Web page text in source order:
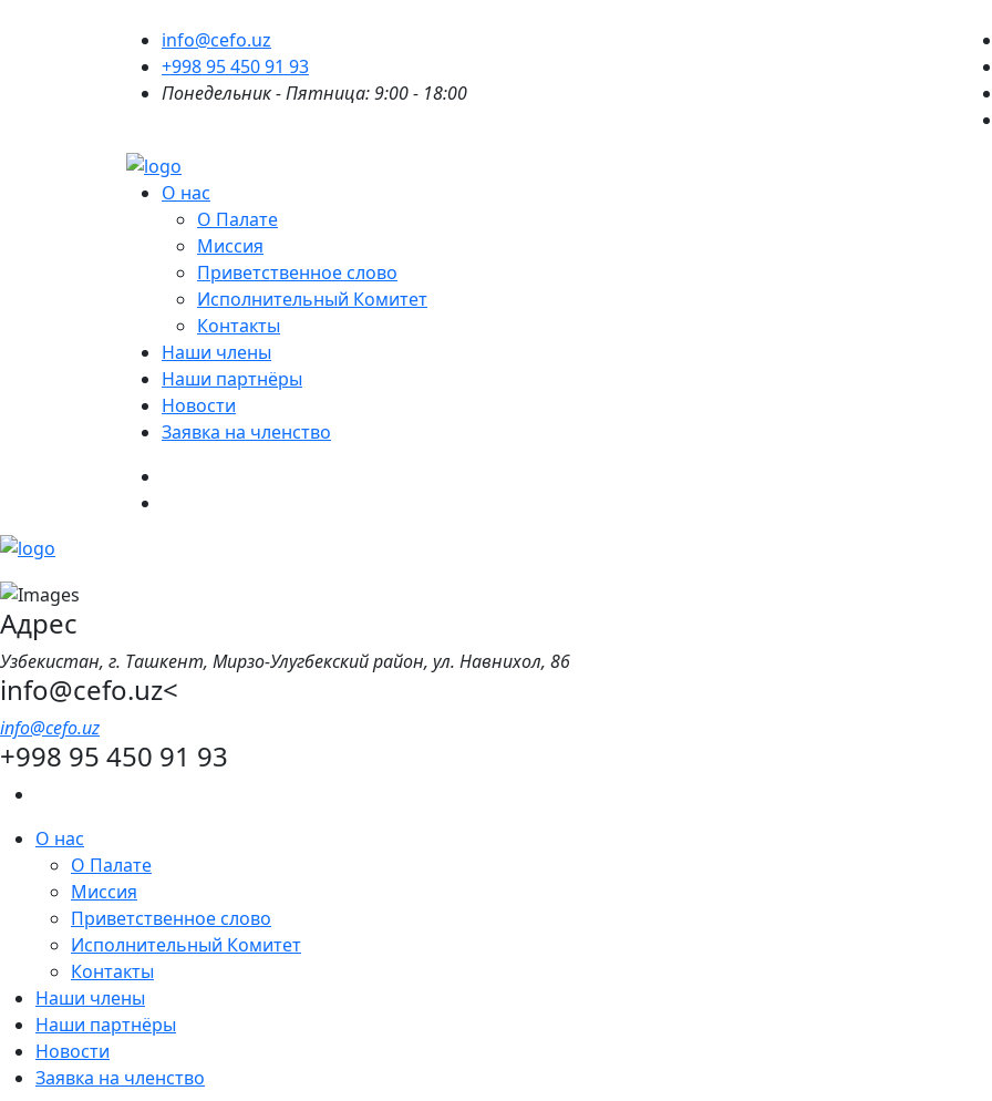
info@cefo.uz
+998 95 450 91 93
Понедельник - Пятница: 9:00 - 18:00
О нас
О Палате
Миссия
Приветственное слово
Исполнительный Комитет
Контакты
Наши члены
Наши партнёры
Новости
Заявка на членство
Адрес
Узбекистан, г. Ташкент, Мирзо-Улугбекский район, ул. Навнихол, 86
info@cefo.uz<
info@cefo.uz
+998 95 450 91 93
О нас
О Палате
Миссия
Приветственное слово
Исполнительный Комитет
Контакты
Наши члены
Наши партнёры
Новости
Заявка на членство